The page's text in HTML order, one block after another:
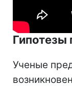
Гипотезы
Ученые